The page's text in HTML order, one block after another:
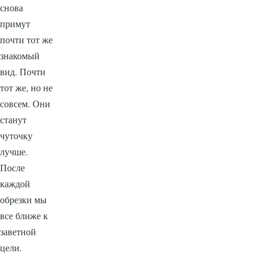
снова
примут
почти тот же
знакомый
вид. Почти
тот же, но не
совсем. Они
станут
чуточку
лучше.
После
каждой
обрезки мы
все ближе к
заветной
цели.